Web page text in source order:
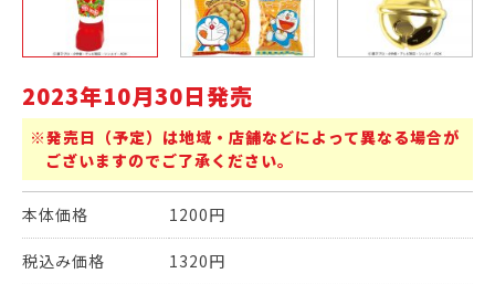
2023年10月30日発売
※発売日（予定）は地域・店舗などによって異なる場合が
ございますのでご了承ください。
本体価格 1200円
税込み価格 1320円